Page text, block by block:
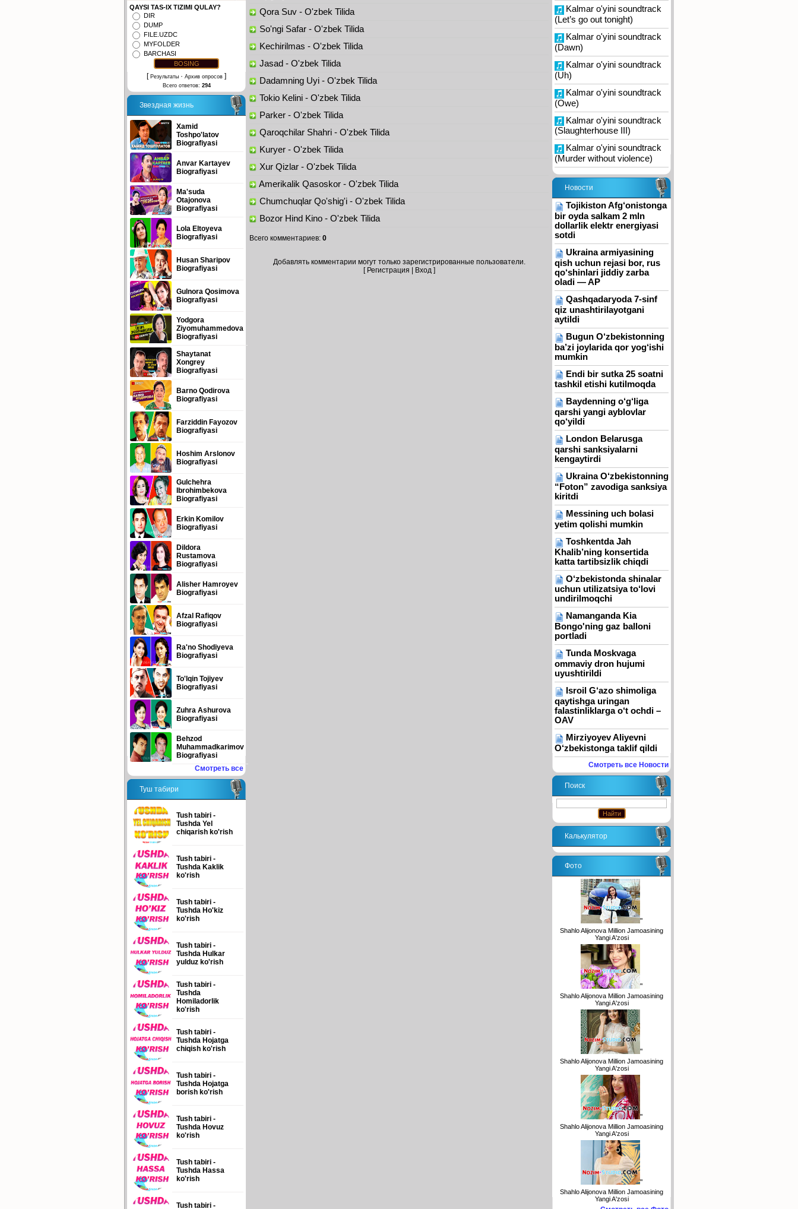
QAYSI TAS-IX TIZIMI QULAY?
DIR
DUMP
FILE.UZDC
MYFOLDER
BARCHASI
[ Результаты · Архив опросов ]
Всего ответов: 294
Звездная жизнь
Xamid
Toshpo'latov
Biografiyasi
Anvar Kartayev
Biografiyasi
Ma'suda
Otajonova
Biografiyasi
Lola Eltoyeva
Biografiyasi
Husan Sharipov
Biografiyasi
Gulnora Qosimova
Biografiyasi
Yodgora
Ziyomuhammedova
Biografiyasi
Shaytanat
Xongrey
Biografiyasi
Barno Qodirova
Biografiyasi
Farziddin Fayozov
Biografiyasi
Hoshim Arslonov
Biografiyasi
Gulchehra
Ibrohimbekova
Biografiyasi
Erkin Komilov
Biografiyasi
Dildora
Rustamova
Biografiyasi
Alisher Hamroyev
Biografiyasi
Afzal Rafiqov
Biografiyasi
Ra'no Shodiyeva
Biografiyasi
To'lqin Tojiyev
Biografiyasi
Zuhra Ashurova
Biografiyasi
Behzod
Muhammadkarimov
Biografiyasi
Смотреть все
Туш табири
Tush tabiri -
Tushda Yel
chiqarish ko'rish
Tush tabiri -
Tushda Kaklik
ko'rish
Tush tabiri -
Tushda Ho'kiz
ko'rish
Tush tabiri -
Tushda Hulkar
yulduz ko'rish
Tush tabiri -
Tushda
Homiladorlik
ko'rish
Tush tabiri -
Tushda Hojatga
chiqish ko'rish
Tush tabiri -
Tushda Hojatga
borish ko'rish
Tush tabiri -
Tushda Hovuz
ko'rish
Tush tabiri -
Tushda Hassa
ko'rish
Tush tabiri -
Qora Suv - O'zbek Tilida
So'ngi Safar - O'zbek Tilida
Kechirilmas - O'zbek Tilida
Jasad - O'zbek Tilida
Dadamning Uyi - O'zbek Tilida
Tokio Kelini - O'zbek Tilida
Parker - O'zbek Tilida
Qaroqchilar Shahri - O'zbek Tilida
Kuryer - O'zbek Tilida
Xur Qizlar - O'zbek Tilida
Amerikalik Qasoskor - O'zbek Tilida
Chumchuqlar Qo'shig'i - O'zbek Tilida
Bozor Hind Kino - O'zbek Tilida
Всего комментариев: 0
Добавлять комментарии могут только зарегистрированные пользователи.
[ Регистрация Вход]
Kalmar o'yini soundtrack
(Let’s go out tonight)
Kalmar o'yini soundtrack
(Dawn)
Kalmar o'yini soundtrack
(Uh)
Kalmar o'yini soundtrack
(Owe)
Kalmar o'yini soundtrack
(Slaughterhouse III)
Kalmar o'yini soundtrack
(Murder without violence)
Новости
Tojikiston Afg‘onistonga
bir oyda salkam 2 mln
dollarlik elektr energiyasi
sotdi
Ukraina armiyasining
qish uchun rejasi bor, rus
qo‘shinlari jiddiy zarba
oladi — AP
Qashqadaryoda 7-sinf
qiz unashtirilayotgani
aytildi
Bugun O‘zbekistonning
ba’zi joylarida qor yog‘ishi
mumkin
Endi bir sutka 25 soatni
tashkil etishi kutilmoqda
Baydenning o‘g‘liga
qarshi yangi ayblovlar
qo‘yildi
London Belarusga
qarshi sanksiyalarni
kengaytirdi
Ukraina O‘zbekistonning
“Foton” zavodiga sanksiya
kiritdi
Messining uch bolasi
yetim qolishi mumkin
Toshkentda Jah
Khalib’ning konsertida
katta tartibsizlik chiqdi
O‘zbekistonda shinalar
uchun utilizatsiya to‘lovi
undirilmoqchi
Namanganda Kia
Bongo'ning gaz balloni
portladi
Tunda Moskvaga
ommaviy dron hujumi
uyushtirildi
Isroil G‘azo shimoliga
qaytishga uringan
falastinliklarga o‘t ochdi –
OAV
Mirziyoyev Aliyevni
O‘zbekistonga taklif qildi
Смотреть все Новости
Поиск
Калькулятор
Фото
"
Shahlo Alijonova Million Jamoasining
Yangi A'zosi
"
Shahlo Alijonova Million Jamoasining
Yangi A'zosi
"
Shahlo Alijonova Million Jamoasining
Yangi A'zosi
"
Shahlo Alijonova Million Jamoasining
Yangi A'zosi
"
Shahlo Alijonova Million Jamoasining
Yangi A'zosi